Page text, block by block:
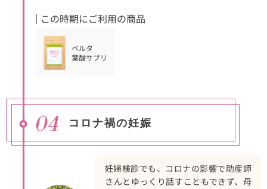
この時期にご利用の商品
ベルタ
葉酸サプリ
コロナ禍の妊娠
妊婦検診でも、コロナの影響で助産師
さんとゆっくり話すこともできず、母